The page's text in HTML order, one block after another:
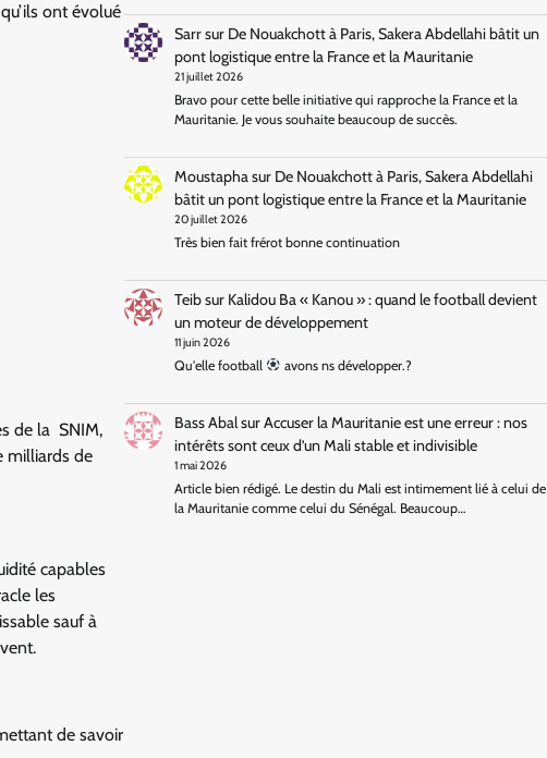
ont évolué
de la SNIM,
milliards de
capables
les
sauf à
de savoir
Sarrsur De Nouakchott à Paris, Sakera Abdellahi bâtit un
pont logistique entre la France et la Mauritanie
21 juillet 2026
Bravo pour cette belle initiative qui rapproche la France et la
Mauritanie. Je vous souhaite beaucoup de succès.
Moustaphasur De Nouakchott à Paris, Sakera Abdellahi
bâtit un pont logistique entre la France et la Mauritanie
20 juillet 2026
Très bien fait frérot bonne continuation
Teibsur Kalidou Ba « Kanou » : quand le football devient
un moteur de développement
11 juin 2026
Qu'elle football avons ns développer.?
Bass AbalsurAccuser la Mauritanie est une erreur : nos
intérêts sont ceux d’un Mali stable et indivisible
1 mai 2026
Article bien rédigé. Le destin du Mali est intimement lié à celui de
la Mauritanie comme celui du Sénégal. Beaucoup…